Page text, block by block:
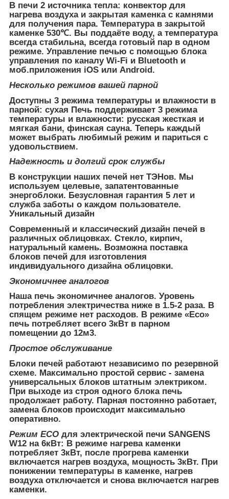
В печи 2 источника тепла: конвектор для
нагрева воздуха и закрытая каменка с камнями
для получения пара. Температура в закрытой
каменке 530℃. Вы поддаёте воду, а температура
всегда стабильна, всегда готовый пар в одном
режиме. Управление печью с помощью блока
управления по каналу Wi-Fi и Bluetooth и
моб.приложения iOS или Android.
Несколько режимов вашей парной
Доступны 3 режима температуры и влажности в
парной: сухая Печь поддерживает 3 режима
температуры и влажности: русская жесткая и
мягкая бани, финская сауна. Теперь каждый
может выбрать любимый режим и париться с
удовольствием.
Надежность и долгий срок службы
В конструкции наших печей нет ТЭНов. Мы
используем целевые, запатентованные
энергоблоки. Безусловная гарантия 5 лет и
служба заботы о каждом пользователе.
Уникальный дизайн
Современный и классический дизайн печей в
различных облицовках. Стекло, кирпич,
натуральный камень. Возможна поставка
блоков печей для изготовления
индивидуального дизайна облицовки.
Экономичнее аналогов
Наша печь экономичнее аналогов. Уровень
потребления электричества ниже в 1.5-2 раза. В
спящем режиме нет расходов. В режиме «Eco»
печь потребляет всего 3кВт в парном
помещении до 12м3.
Простое обслуживание
Блоки печей работают независимо по резервной
схеме. Максимально простой сервис - замена
универсальных блоков штатным электриком.
При выходе из строя одного блока печь
продолжает работу. Парная постоянно работает,
замена блоков происходит максимально
оперативно.
Режим ECO для электрической печи SANGENS
W12 на 6кВт: В режиме нагрева каменки
потребляет 3кВт, после прогрева каменки
включается нагрев воздуха, мощность 3кВт. При
понижении температуры в каменке, нагрев
воздуха отключается и снова включается нагрев
каменки.